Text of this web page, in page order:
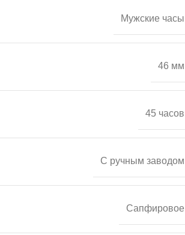
Мужские часы
46 мм
45 часов
С ручным заводом
Сапфировое